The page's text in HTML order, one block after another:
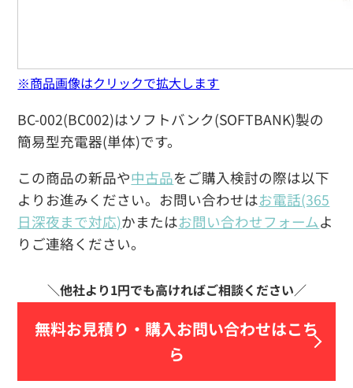
BC-002(BC002)はソフトバンク(SOFTBANK)製の
簡易型充電器(単体)です。
この商品の新品や中古品をご購入検討の際は以下
よりお進みください。お問い合わせはお電話(365
日深夜まで対応)かまたはお問い合わせフォームよ
りご連絡ください。
無料お見積り・ 購入お問い合わせはこち
ら
※商品画像はクリックで拡大します